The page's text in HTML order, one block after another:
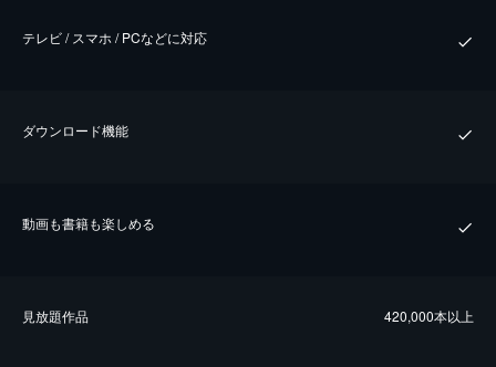
テレビ / スマホ / PCなどに対応
ダウンロード機能
動画も書籍も楽しめる
⾒放題作品 420,000本以上